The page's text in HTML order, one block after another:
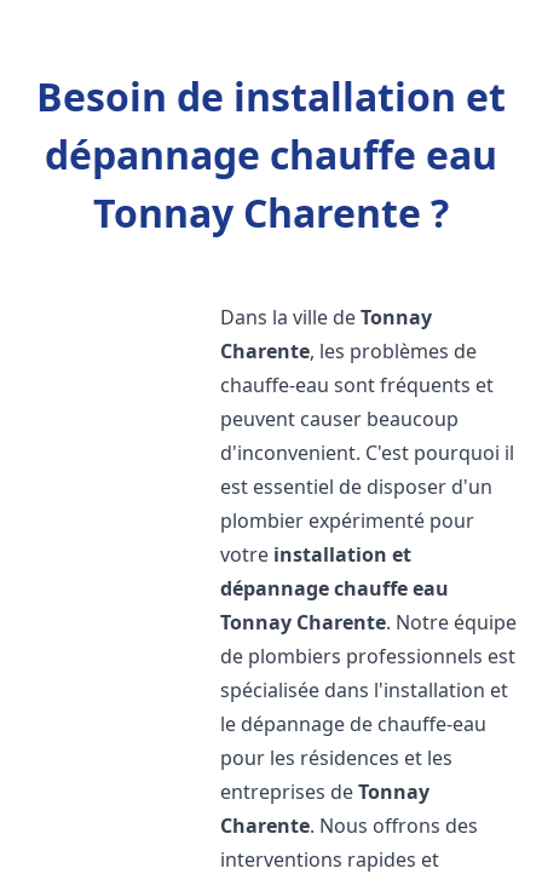
Besoin de installation et
dépannage chauffe eau
Tonnay Charente ?
Dans la ville deTonnay
Charente, les problèmes de
chauffe-eau sont fréquents et
peuvent causer beaucoup
d'inconvenient. C'est pourquoi il
est essentiel de disposer d'un
plombier expérimenté pour
votre installation et
dépannage chauffe eau
Tonnay Charente. Notre équipe
de plombiers professionnels est
spécialisée dans l'installation et
le dépannage de chauffe-eau
pour les résidences et les
entreprises deTonnay
Charente. Nous offrons des
interventions rapides et